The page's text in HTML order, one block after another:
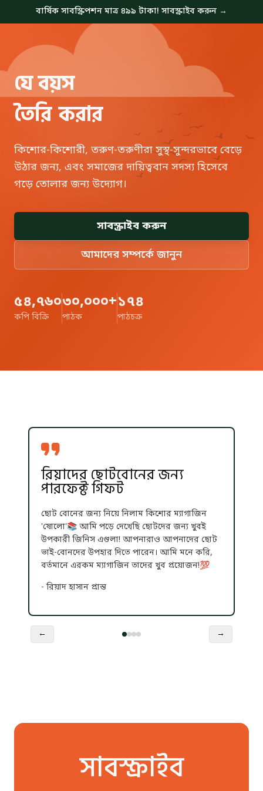
বার্ষিক সাবস্ক্রিপশন মাত্র ৪৯৯ টাকা! সাবস্ক্রাইব করুন →
যে বয়স
তৈরি করার
কিশোর-কিশোরী, তরুণ-তরুণীরা সুস্থ-সুন্দরভাবে বেড়ে
উঠার জন্য, এবং সমাজের দায়িত্ববান সদস্য হিসেবে
গড়ে তোলার জন্য উদ্যোগ।
সাবস্ক্রাইব করুন
আমাদের সম্পর্কে জানুন
৫৪,৭৬০
কপি বিক্রি
৩০,০০০+
পাঠক
১৭৪
পাঠচক্র
রিয়াদের ছোটবোনের জন্য
পারফেক্ট গিফট
ছোট বোনের জন্য নিয়ে নিলাম কিশোর ম্যাগাজিন
'ষোলো'📚 আমি পড়ে দেখেছি ছোটদের জন্য খুবই
উপকারী জিনিস এগুলা! আপনারাও আপনাদের ছোট
ভাই-বোনদের উপহার দিতে পারেন। আমি মনে করি,
বর্তমানে এরকম ম্যাগাজিন তাদের খুব প্রয়োজন!💯
- রিয়াদ হাসান প্রান্ত
← →
সাবস্ক্রাইব